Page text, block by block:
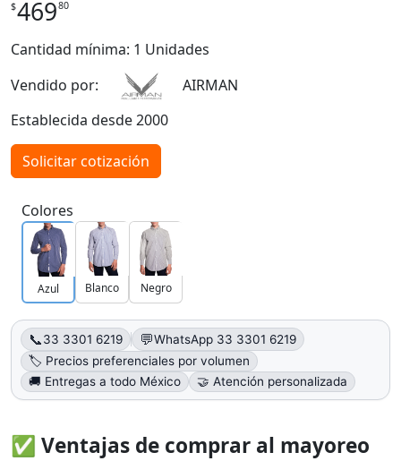
$46980
Cantidad mínima: 1 Unidades
Vendido por:
AIRMAN
Establecida desde 2000
Solicitar cotización
Colores
Azul Blanco Negro
📞33 3301 6219 💬WhatsApp 33 3301 6219
🏷️ Precios preferenciales por volumen
🚚 Entregas a todo México
🤝 Atención personalizada
✅ Ventajas de comprar al mayoreo